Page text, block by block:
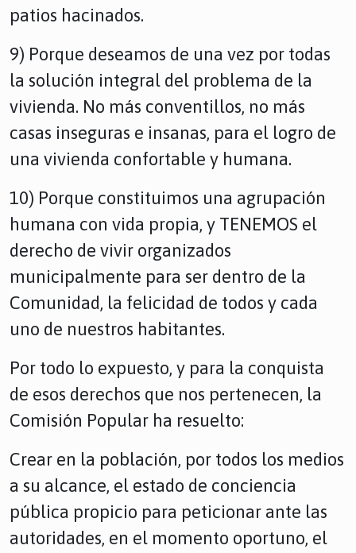
patios hacinados.
9) Porque deseamos de una vez por todas
la solución integral del problema de la
vivienda. No más conventillos, no más
casas inseguras e insanas, para el logro de
una vivienda confortable y humana.
10) Porque constituimos una agrupación
humana con vida propia, y TENEMOS el
derecho de vivir organizados
municipalmente para ser dentro de la
Comunidad, la felicidad de todos y cada
uno de nuestros habitantes.
Por todo lo expuesto, y para la conquista
de esos derechos que nos pertenecen, la
Comisión Popular ha resuelto:
Crear en la población, por todos los medios
a su alcance, el estado de conciencia
pública propicio para peticionar ante las
autoridades, en el momento oportuno, el